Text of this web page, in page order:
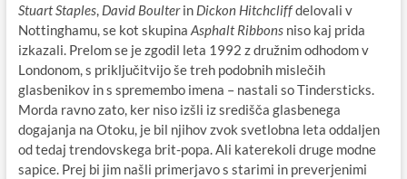
Stuart Staples, David Boulterin Dickon Hitchcliffdelovali v
Nottinghamu, se kot skupina Asphalt Ribbonsniso kaj prida
izkazali. Prelom se je zgodil leta 1992 z družnim odhodom v
Londonom, s priključitvijo še treh podobnih mislečih
glasbenikov in s spremembo imena – nastali so Tindersticks.
Morda ravno zato, ker niso izšli iz središča glasbenega
dogajanja na Otoku, je bil njihov zvok svetlobna leta oddaljen
od tedaj trendovskega brit-popa. Ali katerekoli druge modne
sapice. Prej bi jim našli primerjavo s starimi in preverjenimi